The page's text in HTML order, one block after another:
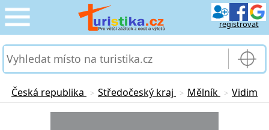
registrovat
CESTOVÁNÍ
SLUŽBY & DOPRAVA
PRO TURISTY
Česká republika > Středočeský kraj > Mělník > Vidim